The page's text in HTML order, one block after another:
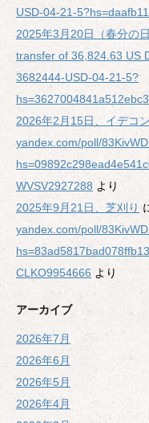
USD-04-21-
2025年3月20日（春分の
transfer of 36,824.63 US
3682444-USD-04-21-5?
2026年2月15日、イデコ
yandex.com/poll/
WVSV2927288 より
2025年9月21日、芝刈り
yandex.com/poll/
CLKO9954666 より
アーカイブ
2026年7月
2026年6月
2026年5月
2026年4月